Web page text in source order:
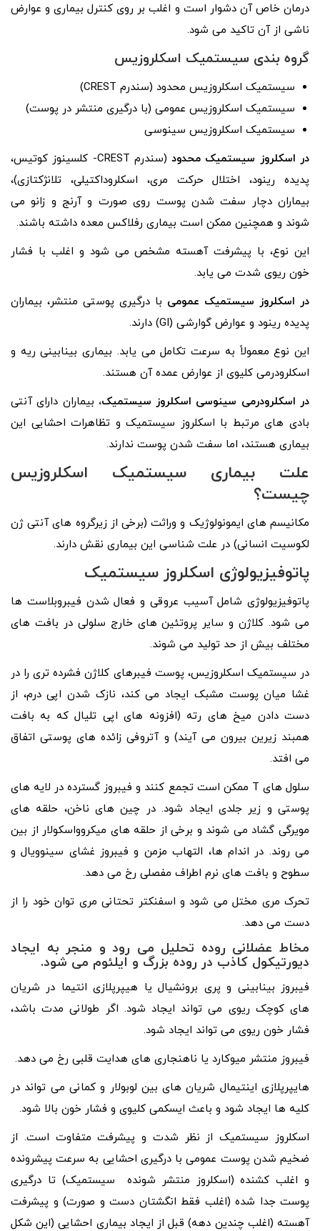
درمان خاص آن دشوار است و اغلب بر روی کنترل بیماری و عوارض
ناشی از آن تاکید می شود.
گروه بندی سیستمیک اسکلروزیس
سیستمیک اسکلروزیس محدود (سندرم CREST)
سیستمیک اسکلروزیس عمومی (با درگیری منتشر در پوست)
سیستمیک اسکلروزیس سینوسی
در اسکلروز سیستمیک محدود
(سندرم CREST- کلسینوز کوتیس،
پدیده رینود، اختلال حرکت مری، اسکلروداکتیلی، تلانژکتازی)،
بیماران دچار سفت شدن پوست روی صورت و آرنج و زانو می
شوند و همچنین ممکن است بیماری رفلاکس معده داشته باشند.
این نوع، با پیشرفت آهسته مشخص می شود و اغلب با فشار
خون ریوی شدت می یابد.
در اسکلروز سیستمیک عمومی با درگیری پوستی منتشر، بیماران
پدیده رینود و عوارض گوارشی (GI) دارند.
این نوع معمولاً به سرعت تکامل می یابد. بیماری بینابینی ریه و
اسکلرودرمی کلیوی از عوارض عمده آن هستند.
در اسکلرودرمی سینوسی اسکلروز سیستمیک، بیماران دارای آنتی
بادی های مرتبط با اسکلروز سیستمیک و تظاهرات احشایی این
بیماری هستند، اما سفت شدن پوست ندارند.
علت بیماری سیستمیک اسکلروزیس
چیست؟
مکانیسم‌ های ایمونولوژیک و وراثت (برخی از زیرگروه‌ های آنتی ژن
لکوسیت انسانی) در علت شناسی این بیماری نقش دارند.
پاتوفیزیولوژی اسکلروز سیستمیک
پاتوفیزیولوژی شامل آسیب عروقی و فعال شدن فیبروبلاست ها
می شود. کلاژن و سایر پروتئین های خارج سلولی در بافت های
مختلف بیش از حد تولید می شوند.
در سیستمیک اسکلروزیس، پوست فیبرهای کلاژن فشرده‌ تری را در
غشا میان پوست مشبک ایجاد می‌ کند، نازک شدن اپی درم، از
دست دادن میخ‌ های رته (افزونه‌ های اپی تلیال که به بافت
همبند زیرین بیرون می‌ آیند) و آتروفی زائده‌ های پوستی اتفاق
می افتد.
سلول های T ممکن است تجمع کنند و فیبروز گسترده در لایه های
پوستی و زیر جلدی ایجاد شود. در چین های ناخن، حلقه های
مویرگی گشاد می شوند و برخی از حلقه های میکروواسکولار از بین
می روند. در اندام‌ ها، التهاب مزمن و فیبروز غشای سینوویال و
سطوح و بافت‌ های نرم اطراف مفصلی رخ می‌ دهد.
تحرک مری مختل می شود و اسفنکتر تحتانی مری توان خود را از
دست می دهد.
مخاط عضلانی روده تحلیل می رود و منجر به ایجاد
دیورتیکول کاذب در روده بزرگ و ایلئوم می شود.
فیبروز بینابینی و پری برونشیال یا هیپرپلازی انتیما در شریان
های کوچک ریوی می تواند ایجاد شود. اگر طولانی مدت باشد،
فشار خون ریوی می تواند ایجاد شود.
فیبروز منتشر میوکارد یا ناهنجاری های هدایت قلبی رخ می دهد.
هایپرپلازی اینتیمال شریان های بین لوبولار و کمانی می تواند در
کلیه ها ایجاد شود و باعث ایسکمی کلیوی و فشار خون بالا شود.
اسکلروز سیستمیک از نظر شدت و پیشرفت متفاوت است. از
ضخیم شدن پوست عمومی با درگیری احشایی به سرعت پیشرونده
و اغلب کشنده (اسکلروز منتشر شونده سیستمیک) تا درگیری
پوست جدا شده (اغلب فقط انگشتان دست و صورت) و پیشرفت
آهسته (اغلب چندین دهه) قبل از ایجاد بیماری احشایی (این شکل